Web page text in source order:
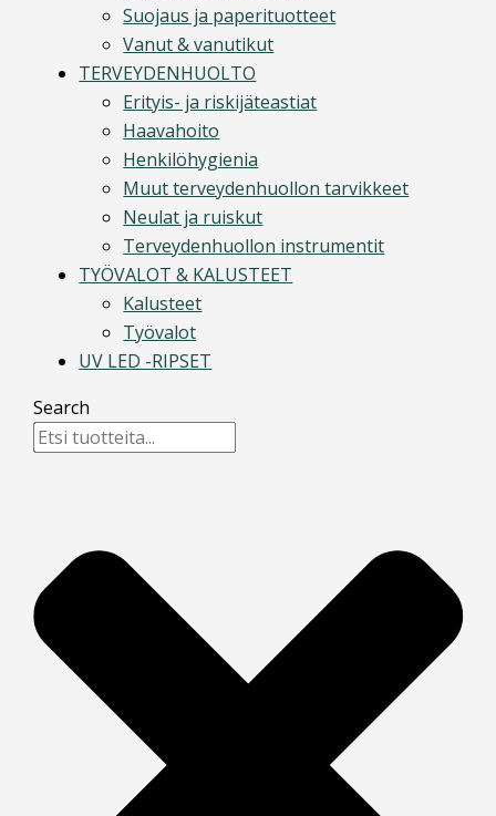
Suojaus ja paperituotteet
Vanut & vanutikut
TERVEYDENHUOLTO
Erityis- ja riskijäteastiat
Haavahoito
Henkilöhygienia
Muut terveydenhuollon tarvikkeet
Neulat ja ruiskut
Terveydenhuollon instrumentit
TYÖVALOT & KALUSTEET
Kalusteet
Työvalot
UV LED -RIPSET
Search